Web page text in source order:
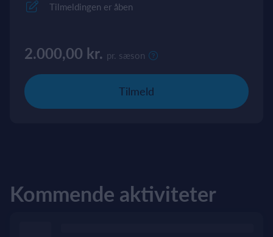
Tilmeldingen er åben
2.000,00 kr. pr. sæson
Tilmeld
Kommende aktiviteter